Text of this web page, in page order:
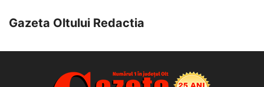
Gazeta Oltului Redactia